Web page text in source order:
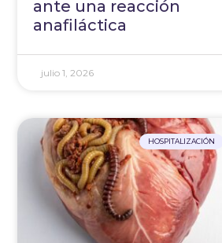
ante una reacción
anafiláctica
julio 1, 2026
HOSPITALIZACIÓN